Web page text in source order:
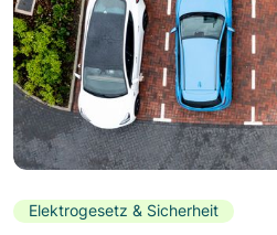
Elektrogesetz & Sicherheit